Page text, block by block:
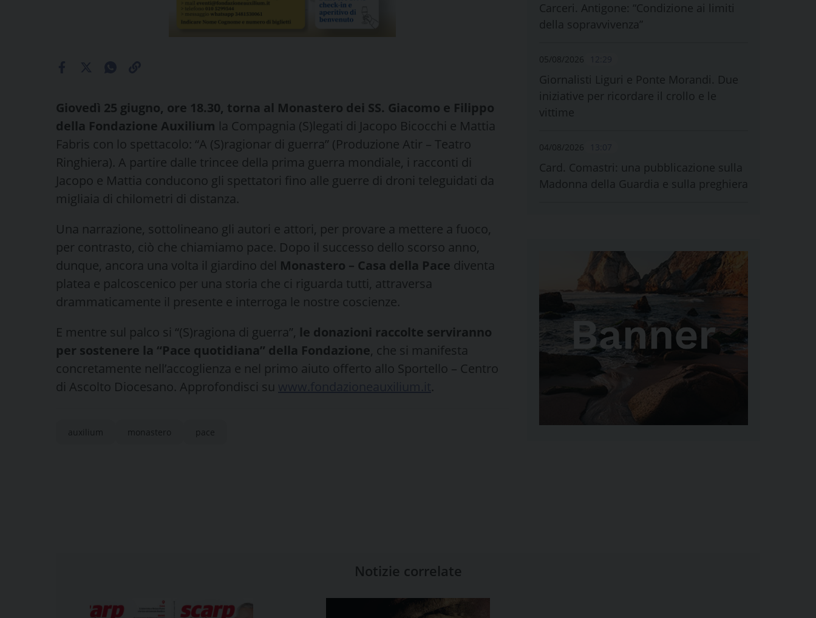
Giovedì 25 giugno, ore 18.30, torna al Monastero dei SS. Giacomo e Filippo
della Fondazione Auxilium la Compagnia (S)legati di Jacopo Bicocchi e Mattia
Fabris con lo spettacolo: “A (S)ragionar di guerra” (Produzione Atir – Teatro
Ringhiera). A partire dalle trincee della prima guerra mondiale, i racconti di
Jacopo e Mattia conducono gli spettatori fino alle guerre di droni teleguidati da
migliaia di chilometri di distanza.
Una narrazione, sottolineano gli autori e attori, per provare a mettere a fuoco,
per contrasto, ciò che chiamiamo pace. Dopo il successo dello scorso anno,
dunque, ancora una volta il giardino del Monastero – Casa della Pace diventa
platea e palcoscenico per una storia che ci riguarda tutti, attraversa
drammaticamente il presente e interroga le nostre coscienze.
E mentre sul palco si “(S)ragiona di guerra”, le donazioni raccolte serviranno
per sostenere la “Pace quotidiana” della Fondazione, che si manifesta
concretamente nell’accoglienza e nel primo aiuto offerto allo Sportello – Centro
di Ascolto Diocesano. Approfondisci su
.
auxilium monastero pace
Carceri. Antigone: “Condizione ai limiti
della sopravvivenza”
05/08/2026
Giornalisti Liguri e Ponte Morandi. Due
iniziative per ricordare il crollo e le
vittime
04/08/2026
Card. Comastri: una pubblicazione sulla
Madonna della Guardia e sulla preghiera
Notizie correlate